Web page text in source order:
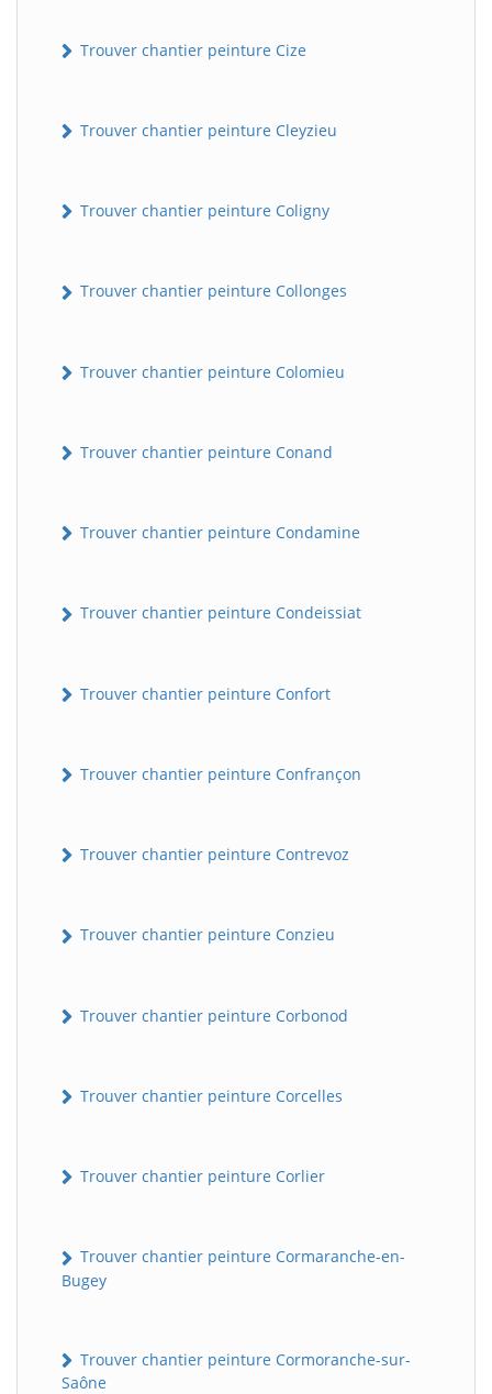
Trouver chantier peinture Cize
Trouver chantier peinture Cleyzieu
Trouver chantier peinture Coligny
Trouver chantier peinture Collonges
Trouver chantier peinture Colomieu
Trouver chantier peinture Conand
Trouver chantier peinture Condamine
Trouver chantier peinture Condeissiat
Trouver chantier peinture Confort
Trouver chantier peinture Confrançon
Trouver chantier peinture Contrevoz
Trouver chantier peinture Conzieu
Trouver chantier peinture Corbonod
Trouver chantier peinture Corcelles
Trouver chantier peinture Corlier
Trouver chantier peinture Cormaranche-en-
Bugey
Trouver chantier peinture Cormoranche-sur-
Saône
B Assistant en ligne